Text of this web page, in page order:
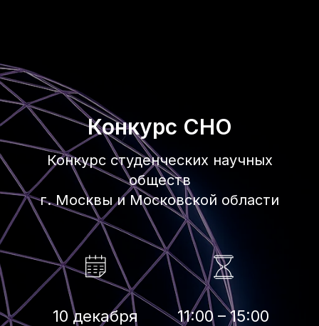
Конкурс СНО
Конкурс студенческих научных
обществ
г. Москвы и Московской области
10 декабря 11:00 – 15:00